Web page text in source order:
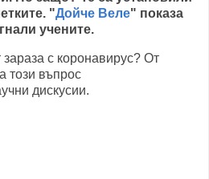
"Дойче Веле" показа
учените.
с коронавирус? От
този въпрос
дискусии.